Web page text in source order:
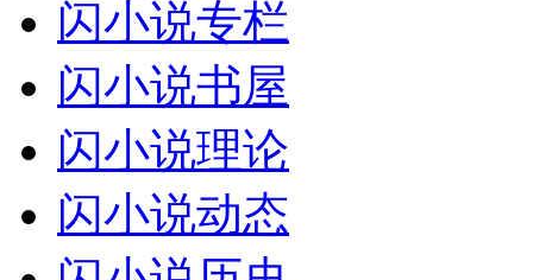
闪小说专栏
闪小说书屋
闪小说理论
闪小说动态